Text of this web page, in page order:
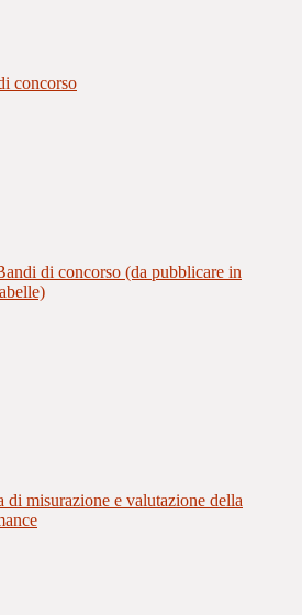
concorso
di concorso (da pubblicare in
di misurazione e valutazione della